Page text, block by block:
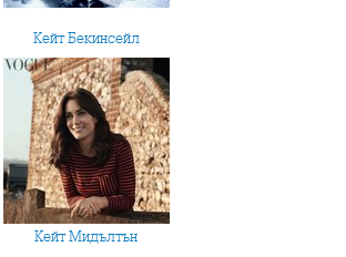
Кейт Бекинсейл
Кейт Мидълтън